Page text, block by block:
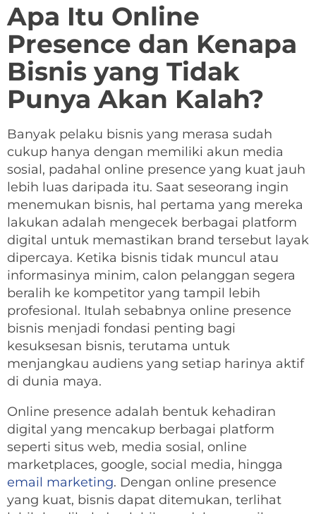
Apa Itu Online
Presence dan Kenapa
Bisnis yang Tidak
Punya Akan Kalah?
Banyak pelaku bisnis yang merasa sudah
cukup hanya dengan memiliki akun media
sosial, padahal online presence yang kuat jauh
lebih luas daripada itu. Saat seseorang ingin
menemukan bisnis, hal pertama yang mereka
lakukan adalah mengecek berbagai platform
digital untuk memastikan brand tersebut layak
dipercaya. Ketika bisnis tidak muncul atau
informasinya minim, calon pelanggan segera
beralih ke kompetitor yang tampil lebih
profesional. Itulah sebabnya online presence
bisnis menjadi fondasi penting bagi
kesuksesan bisnis, terutama untuk
menjangkau audiens yang setiap harinya aktif
di dunia maya.
Online presence adalah bentuk kehadiran
digital yang mencakup berbagai platform
seperti situs web, media sosial, online
marketplaces, google, social media, hingga
email marketing. Dengan online presence
yang kuat, bisnis dapat ditemukan, terlihat